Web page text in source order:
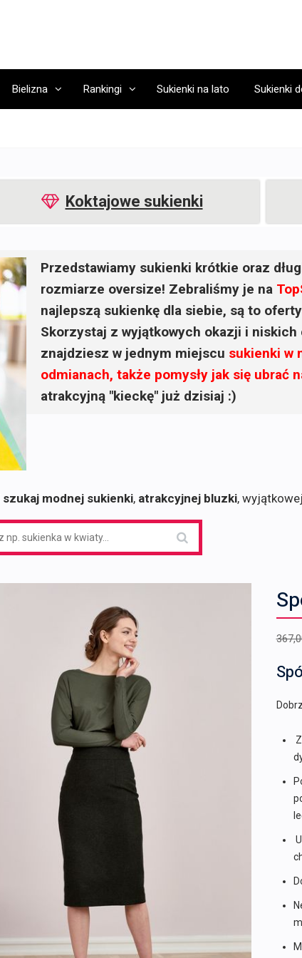
Bielizna Rankingi Sukienki na lato Sukienki
Koktajowe sukienki
Przedstawiamy sukienki krótkie oraz
rozmiarze oversize! Zebraliśmy je na
najlepszą sukienkę dla siebie, są to
Skorzystaj z wyjątkowych okazji i niskich
znajdziesz w jednym miejscu sukienki w
odmianach, także pomysły jak się ubrać
atrakcyjną "kieckę" już dzisiaj :)
szukaj modnej sukienki, atrakcyjnej bluzki,